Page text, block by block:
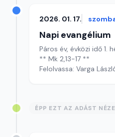
2026. 01. 17.
Napi evangélium
Páros év, évközi idő 1.
** Mk 2,13-17 **
Felolvassa: Varga
ÉPP EZT AZ ADÁST